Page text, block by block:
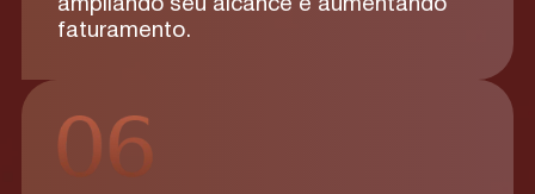
ampliando seu alcance e aumentando
faturamento.